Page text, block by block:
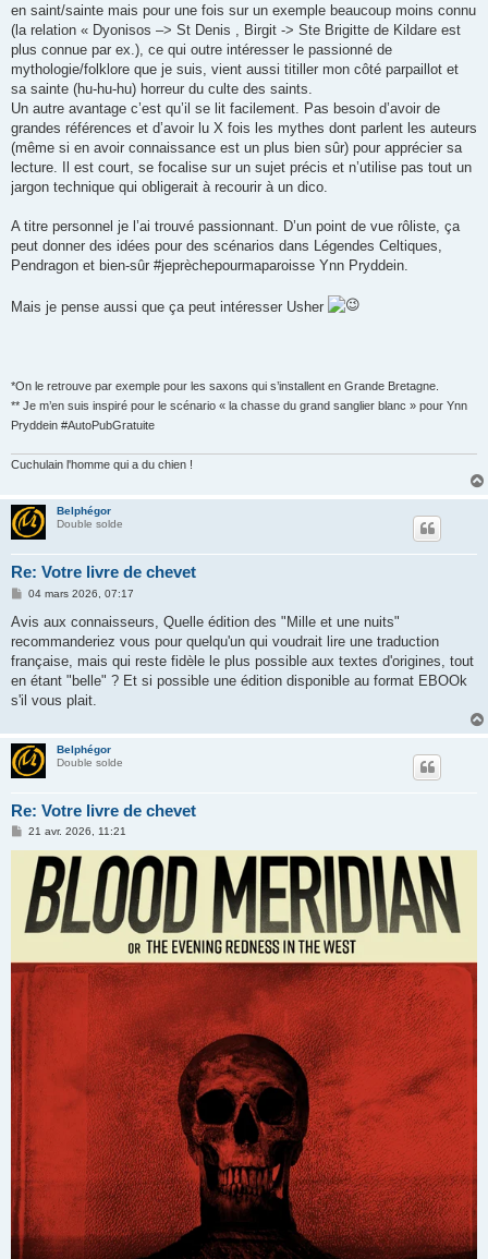
en saint/sainte mais pour une fois sur un exemple beaucoup moins connu
(la relation « Dyonisos –> St Denis , Birgit -> Ste Brigitte de Kildare est
plus connue par ex.), ce qui outre intéresser le passionné de
mythologie/folklore que je suis, vient aussi titiller mon côté parpaillot et
sa sainte (hu-hu-hu) horreur du culte des saints.
Un autre avantage c’est qu’il se lit facilement. Pas besoin d’avoir de
grandes références et d’avoir lu X fois les mythes dont parlent les auteurs
(même si en avoir connaissance est un plus bien sûr) pour apprécier sa
lecture. Il est court, se focalise sur un sujet précis et n’utilise pas tout un
jargon technique qui obligerait à recourir à un dico.
A titre personnel je l’ai trouvé passionnant. D’un point de vue rôliste, ça
peut donner des idées pour des scénarios dans Légendes Celtiques,
Pendragon et bien-sûr #jeprèchepourmaparoisse Ynn Pryddein.
Mais je pense aussi que ça peut intéresser Usher
*On le retrouve par exemple pour les saxons qui s’installent en Grande Bretagne.
** Je m’en suis inspiré pour le scénario « la chasse du grand sanglier blanc » pour Ynn
Pryddein #AutoPubGratuite
Cuchulain l'homme qui a du chien !
Belphégor
Double solde
Re: Votre livre de chevet
M
s
a
g
04 mars 2026, 07:17
Avis aux connaisseurs, Quelle édition des "Mille et une nuits"
recommanderiez vous pour quelqu'un qui voudrait lire une traduction
française, mais qui reste fidèle le plus possible aux textes d'origines, tout
en étant "belle" ? Et si possible une édition disponible au format EBOOk
s'il vous plait.
Belphégor
Double solde
Re: Votre livre de chevet
M
e
21 avr. 2026, 11:21